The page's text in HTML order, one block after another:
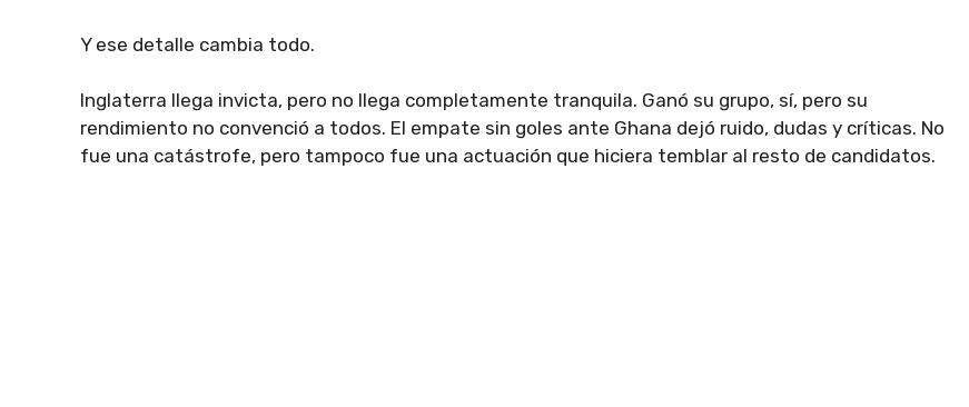
Y ese detalle cambia todo.
Inglaterra llega invicta, pero no llega completamente tranquila. Ganó su grupo, sí, pero su
rendimiento no convenció a todos. El empate sin goles ante Ghana dejó ruido, dudas y críticas. No
fue una catástrofe, pero tampoco fue una actuación que hiciera temblar al resto de candidatos.